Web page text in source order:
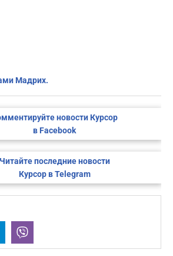
Мадрих.
новости Курсор
в Facebook
Читайте последние новости
Курсор в Telegram
Telegram